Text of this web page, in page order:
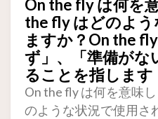
On the fly は何を
the fly はどのよ
ますか？On the
ず」、「準備がな
ることを指します
On the fly は何を意味
のような状況で使用さ